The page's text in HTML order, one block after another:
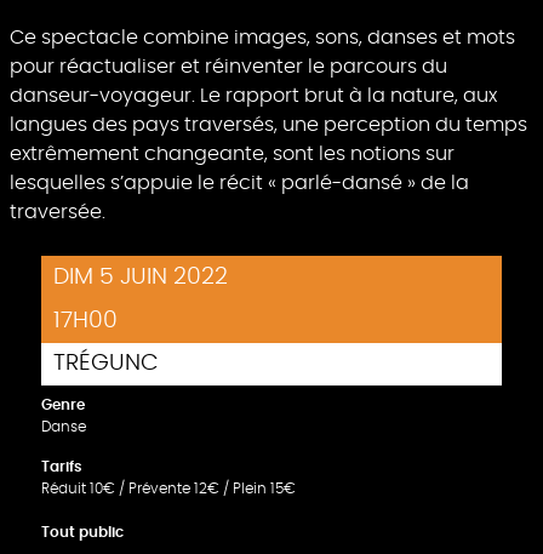
Ce spectacle combine images, sons, danses et mots
pour réactualiser et réinventer le parcours du
danseur-voyageur. Le rapport brut à la nature, aux
langues des pays traversés, une perception du temps
extrêmement changeante, sont les notions sur
lesquelles s’appuie le récit « parlé-dansé » de la
traversée.
DIM 5 JUIN 2022
17H00
TRÉGUNC
Genre
Danse
Tarifs
Réduit 10€ / Prévente 12€ / Plein 15€
Tout public